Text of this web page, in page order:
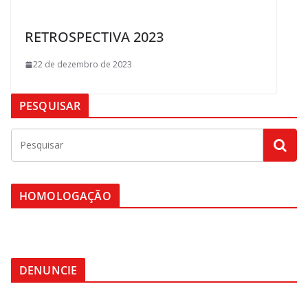
RETROSPECTIVA 2023
22 de dezembro de 2023
PESQUISAR
HOMOLOGAÇÃO
DENUNCIE